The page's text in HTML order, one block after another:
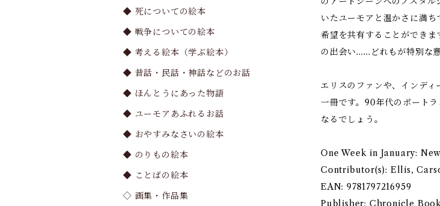
いたユーモアと温かさに満
希望を共有することができ
の出会い……どれもが特別な
エリスのファンや、インデ
一冊です。90年代のポート
なるでしょう。
One Week in January:
Contributor(s): Ellis,
EAN: 9781797216959
Publisher: Chronicle
◆ 死についての絵本
◆ 戦争についての絵本
◆ 考える絵本（学ぶ絵本）
◆ 昔話・民話・神話などのお話
◆ ほんとうにあった物語
◆ ユーモアあふれるお話
◆ おやすみなさいの絵本
◆ のりもの絵本
◆ ことばの絵本
◇ 画集・作品集